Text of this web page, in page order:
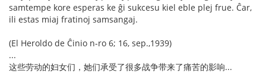
samtempe kore esperas ke ĝi sukcesu kiel eble plej frue. Ĉar,
ili estas miaj fratinoj samsangaj.
(El Heroldo de Ĉinio n-ro 6; 16, sep.,1939)
...
这些劳动的妇女们，她们承受了很多战争带来了痛苦的影响...